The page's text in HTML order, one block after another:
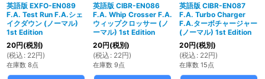
英語版 EXFO-EN089
F.A. Test Run F.A.シェ
イクダウン (ノーマル)
1st Edition
20円(税別)
(税込 : 22円)
在庫数 8点
英語版 CIBR-EN086
F.A. Whip Crosser F.A.
ウィップクロッサー (ノ
ーマル) 1st Edition
20円(税別)
(税込 : 22円)
在庫数 9点
英語版 CIBR-EN087
F.A. Turbo Charger
F.A.ターボチャージャー
(ノーマル) 1st Edition
20円(税別)
(税込 : 22円)
在庫数 15点